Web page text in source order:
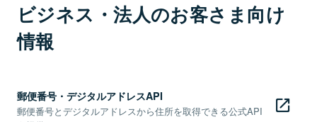
ビジネス・法人のお客さま向け
情報
郵便番号・デジタルアドレスAPI
郵便番号とデジタルアドレスから住所を取得できる公式API